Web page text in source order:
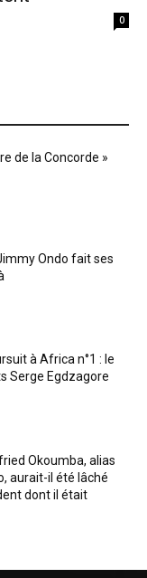
0
de la Concorde »
Ondo fait ses
à Africa n°1 : le
Serge Egdzagore
Okoumba, alias
aurait-il été lâché
dont il était